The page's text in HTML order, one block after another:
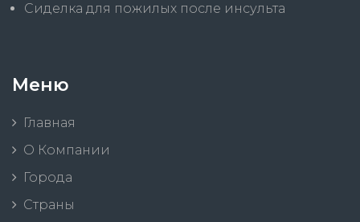
Сиделка для пожилых после инсульта
Меню
Главная
О Компании
Города
Страны